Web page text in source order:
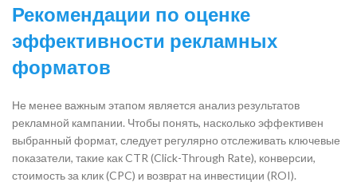
Рекомендации по оценке
эффективности рекламных
форматов
Не менее важным этапом является анализ результатов
рекламной кампании. Чтобы понять, насколько эффективен
выбранный формат, следует регулярно отслеживать ключевые
показатели, такие как CTR (Click-Through Rate), конверсии,
стоимость за клик (CPC) и возврат на инвестиции (ROI).